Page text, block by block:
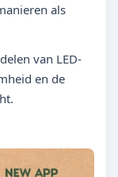
als
van LED-
en de